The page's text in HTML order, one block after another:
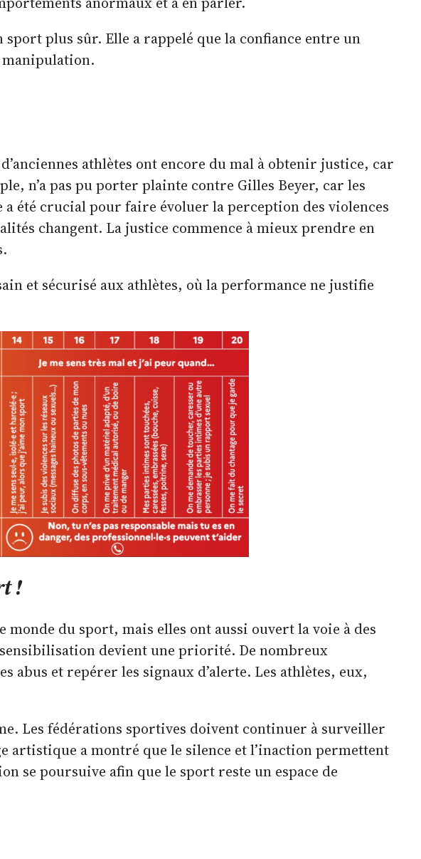
plus sûr. Elle a rappelé que la confiance entre un
manipulation.
athlètes ont encore du mal à obtenir justice, car
n’a pas pu porter plainte contre Gilles Beyer, car les
a été crucial pour faire évoluer la perception des violences
changent. La justice commence à mieux prendre en
et sécurisé aux athlètes, où la performance ne justifie
!
monde du sport, mais elles ont aussi ouvert la voie à des
devient une priorité. De nombreux
et repérer les signaux d’alerte. Les athlètes, eux,
Les fédérations sportives doivent continuer à surveiller
artistique a montré que le silence et l’inaction permettent
se poursuive afin que le sport reste un espace de